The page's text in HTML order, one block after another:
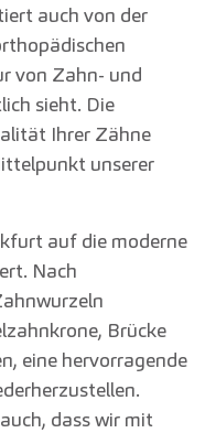
auch von der
von Zahn- und
sieht. Die
Ihrer Zähne
unserer
auf die moderne
Nach
Brücke
eine hervorragende
dass wir mit